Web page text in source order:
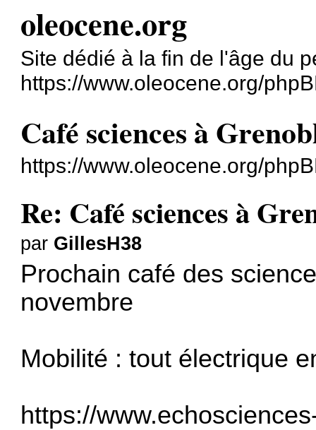
oleocene.org
Site dédié à la fin de l'âge du
https://www.oleocene.org/
Café sciences à
https://www.oleocene.org/
Re: Café sciences à
par GillesH38
Prochain café des
novembre
Mobilité : tout électrique
https://